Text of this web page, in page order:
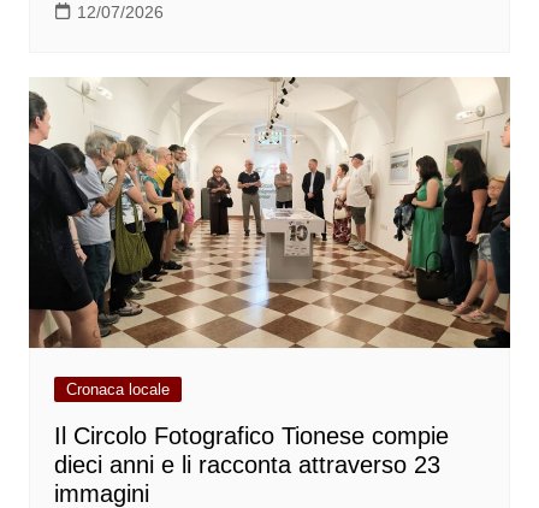
12/07/2026
Cronaca locale
Il Circolo Fotografico Tionese compie
dieci anni e li racconta attraverso 23
immagini